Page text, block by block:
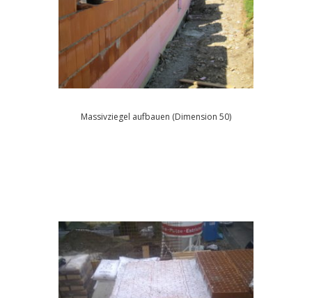
Massivziegel aufbauen (Dimension 50)